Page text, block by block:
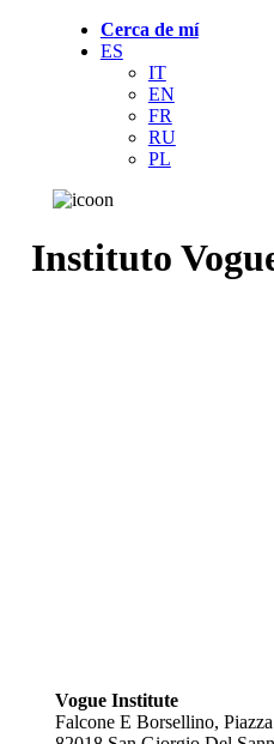
Cerca de mí
ES
IT
EN
FR
RU
PL
Instituto
Vogue Institute
Falcone E Borsellino,